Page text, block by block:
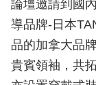
論壇邀請到國
導品牌-日本
品的加拿大品
貴賓領袖，共